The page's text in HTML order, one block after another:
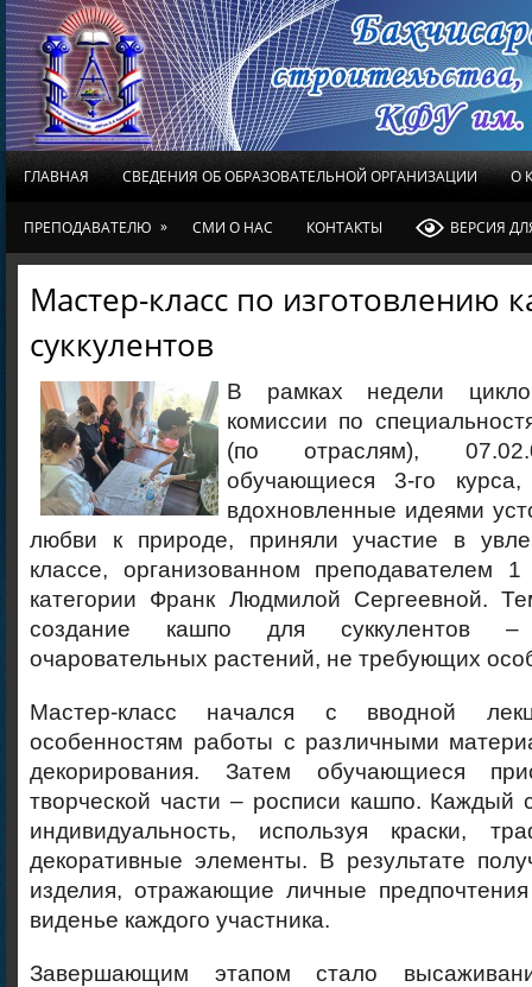
ГЛАВНАЯ СВЕДЕНИЯ ОБ ОБРАЗОВАТЕЛЬНОЙ ОРГАНИЗАЦИИ О
ПРЕПОДАВАТЕЛЮ » СМИ О НАС КОНТАКТЫ ВЕРСИЯ
Мастер-класс по изготовлению
суккулентов
В рамках недели
комиссии по
(по отраслям),
обучающиеся 3-го
вдохновленные идеями
любви к природе, приняли участие в
классе, организованном преподавателем
категории Франк Людмилой Сергеевной.
создание кашпо для суккулентов
очаровательных растений, не требующих
Мастер-класс начался с вводной
особенностям работы с различными
декорирования. Затем обучающиеся
творческой части – росписи кашпо. Каждый
индивидуальность, используя краски,
декоративные элементы. В результате
изделия, отражающие личные
виденье каждого участника.
Завершающим этапом стало